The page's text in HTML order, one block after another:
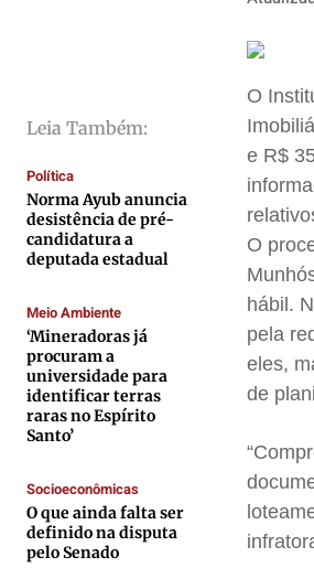
Caetano Roque
Gustavo Bastos
Jr Mignone (in memorian)
Publicidade Legal
Anuncie
Expediente
Contato
Anuncie
Caetano Roque
Gustavo Bastos
Jr Mignone (in memorian)
Publicidade Legal
Anuncie
Expediente
Contato
Anuncie
Caetano Roque
Gustavo Bastos
Jr Mignone (in memorian)
Publicidade Legal
Anuncie
Expediente
Contato
Anuncie
Caetano Roque
Gustavo Bastos
Jr Mignone (in memorian)
Publicidade Legal
Anuncie
Expediente
Contato
Anuncie
Leia Também:
Política
Norma Ayub anuncia
desistência de pré-
candidatura a
deputada estadual
Meio Ambiente
‘Mineradoras já
procuram a
universidade para
identificar terras
raras no Espírito
Santo’
Socioeconômicas
O que ainda falta ser
definido na disputa
pelo Senado
O
e R$
O
hábil.
pela
eles,
de